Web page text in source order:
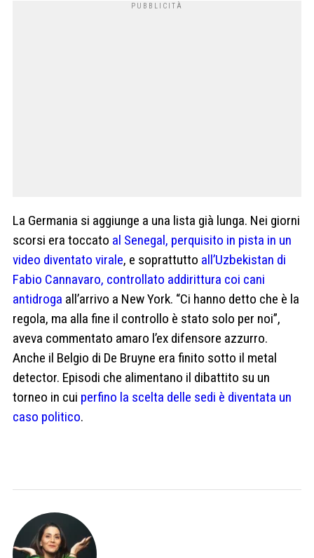
La Germania si aggiunge a una lista già lunga. Nei giorni
scorsi era toccato al Senegal, perquisito in pista in un
video diventato virale, e soprattutto all’Uzbekistan di
Fabio Cannavaro, controllato addirittura coi cani
antidroga all’arrivo a New York. “Ci hanno detto che è la
regola, ma alla fine il controllo è stato solo per noi”,
aveva commentato amaro l’ex difensore azzurro.
Anche il Belgio di De Bruyne era finito sotto il metal
detector. Episodi che alimentano il dibattito su un
torneo in cui perfino la scelta delle sedi è diventata un
caso politico.